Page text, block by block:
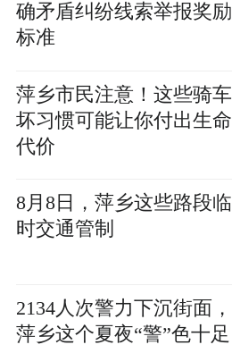
确矛盾纠纷线索举报奖励
标准
萍乡市民注意！这些骑车
坏习惯可能让你付出生命
代价
8月8日，萍乡这些路段临
时交通管制
2134人次警力下沉街面，
萍乡这个夏夜“警”色十足